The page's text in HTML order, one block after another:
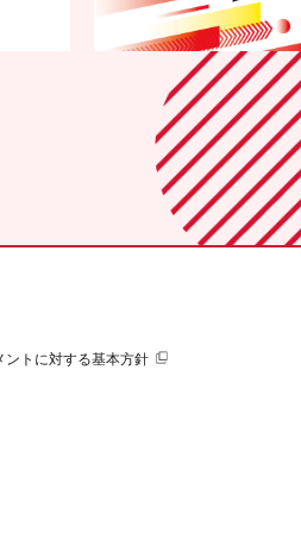
トに対する基本方針